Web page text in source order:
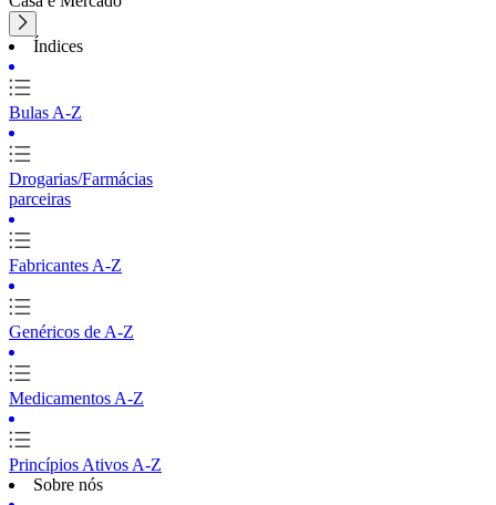
Índices
Bulas A-Z
Drogarias/Farmácias
parceiras
Fabricantes A-Z
Genéricos de A-Z
Medicamentos A-Z
Princípios Ativos A-Z
Sobre nós